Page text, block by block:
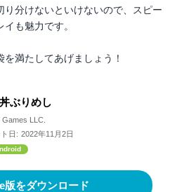
り分けないといけないので、スピー
も魅力です。
満たしてあげましょう！
ぶりめし
Games LLC.
日: 2022年11月2日
版をダウンロード